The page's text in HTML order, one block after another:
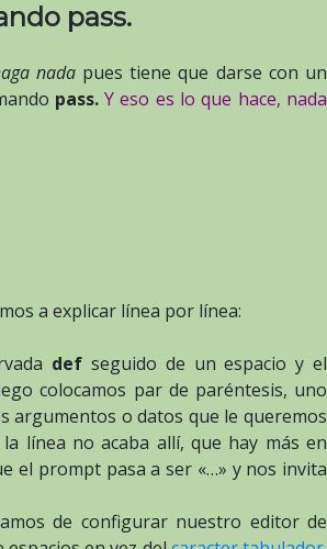
pass.
nada pues tiene que darse con un
pass.Y eso es lo que hace, nada
a explicar línea por línea:
def seguido de un espacio y el
colocamos par de paréntesis, uno
argumentos o datos que le queremos
línea no acaba allí, que hay más en
el prompt pasa a ser «…» y nos invita
de configurar nuestro editor de